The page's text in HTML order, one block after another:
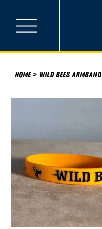
Home > Wild Bees Armband